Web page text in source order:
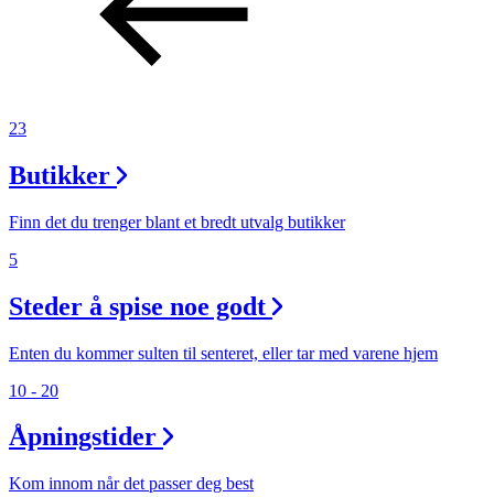
Åpningstider
Praktisk informasjon
Gavekort
Finn frem
23
Butikker
Finn det du trenger blant et bredt utvalg butikker
5
Steder å spise noe godt
Enten du kommer sulten til senteret, eller tar med varene hjem
10 - 20
Åpningstider
Kom innom når det passer deg best